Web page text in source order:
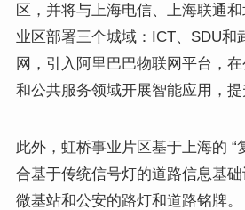
区，并将与上海电信、上海联通
业区部署三个城域：ICT、SDU和
网，引入阿里巴巴物联网平台，
和公共服务领域开展智能应用，提
此外，虹桥事业片区基于上海的 “
合基于传统信号灯的道路信息基
微基站和公安的路灯和道路铭牌